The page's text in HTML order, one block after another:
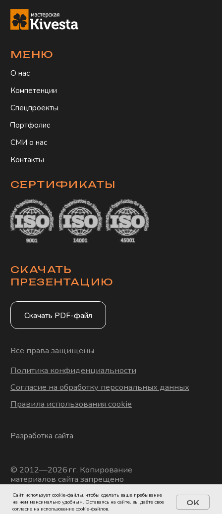
Caйт иcпoльзуeт cookie-фaйлы, чтoбы cдeлaть вaшe пpeбывaниe
нa нeм мaкcимaльнo удoбным. Ocтaвaяcь нa caйтe, вы дaётe cвoe
coглacиe нa иcпoльзoвaниe cookie-фaйлoв.
OK
Все права защищены
материалов сайта запрещено
Политика конфиденциальности
Правила использования cookie
Разработка сайта